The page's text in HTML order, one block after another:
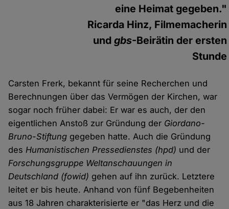
eine Heimat gegeben."
Ricarda Hinz, Filmemacherin
undgbs-Beirätin der ersten
Stunde
Carsten Frerk, bekannt für seine Recherchen und
Berechnungen über das Vermögen der Kirchen, war
sogar noch früher dabei: Er war es auch, der den
eigentlichen Anstoß zur Gründung der Giordano-
Bruno-Stiftung gegeben hatte. Auch die Gründung
desHumanistischen Pressedienstes (hpd) und der
Forschungsgruppe Weltanschauungen in
Deutschland (fowid) gehen auf ihn zurück. Letztere
leitet er bis heute. Anhand von fünf Begebenheiten
aus 18 Jahren charakterisierte er "das Herz und die